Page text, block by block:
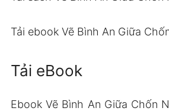
Tải ebook Vẽ Bình An Giữa
Tải eBook
Ebook Vẽ Bình An Giữa Chốn